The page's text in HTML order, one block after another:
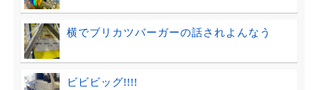
横でブリカツバーガーの話されよんなう
ビビビッグ!!!!